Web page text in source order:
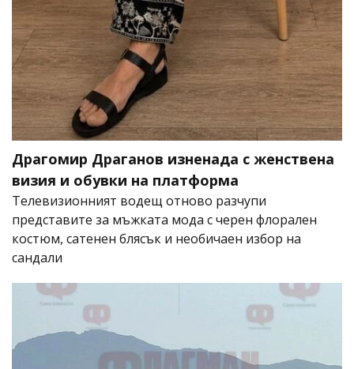
Драгомир Драганов изненада с женствена
визия и обувки на платформа
Телевизионният водещ отново разчупи
представите за мъжката мода с черен флорален
костюм, сатенен блясък и необичаен избор на
сандали